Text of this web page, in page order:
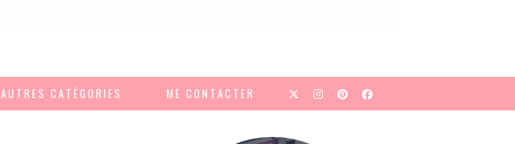
AUTRES CATÉGORIES ME CONTACTER